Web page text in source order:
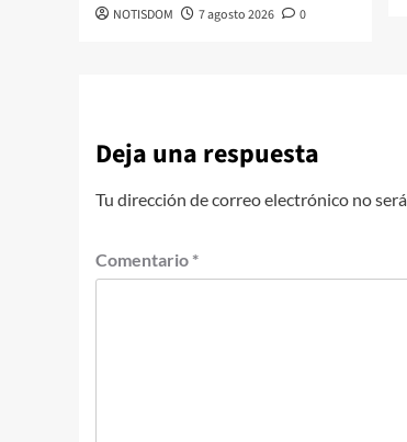
NOTISDOM 7 agosto 2026 0
Deja una respuesta
Tu dirección de correo electrónico no
Comentario *